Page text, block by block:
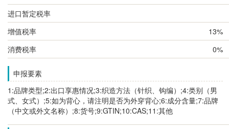
进口暂定税率
增值税率
13%
消费税率
0%
申报要素
1:品牌类型;2:出口享惠情况;3:织造方法（针织、钩编）;4:类别（男
式、女式）;5:如为背心，请注明是否为外穿背心;6:成分含量;7:品牌
（中文或外文名称）;8:货号;9:GTIN;10:CAS;11:其他